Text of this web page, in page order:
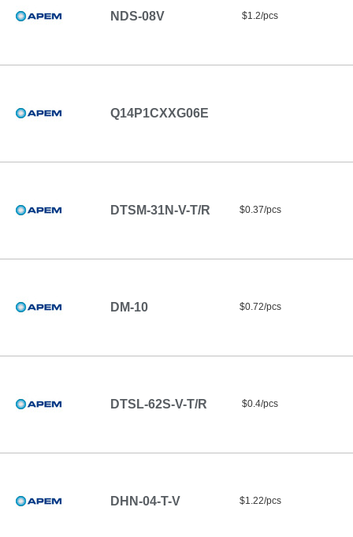
NDS-08V $1.2/pcs
Q14P1CXXG06E
DTSM-31N-V-T/R $0.37/pcs
DM-10 $0.72/pcs
DTSL-62S-V-T/R $0.4/pcs
DHN-04-T-V $1.22/pcs